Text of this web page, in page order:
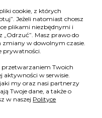
cookie, z których
Jeżeli natomiast chcesz
plikami niezbędnymi i
Masz prawo do
zmiany w dowolnym czasie.
prywatności.
przetwarzaniem Twoich
aktywności w serwisie.
my oraz nasi partnerzy
Twoje dane, a także o
w naszej Polityce